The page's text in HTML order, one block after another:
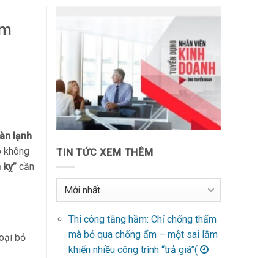
lạnh
kỵ” cần
bỏ
TIN TỨC XEM THÊM
Thi công tầng hầm: Chỉ chống thấm
mà bỏ qua chống ẩm – một sai lầm
khiến nhiều công trình “trả giá”(